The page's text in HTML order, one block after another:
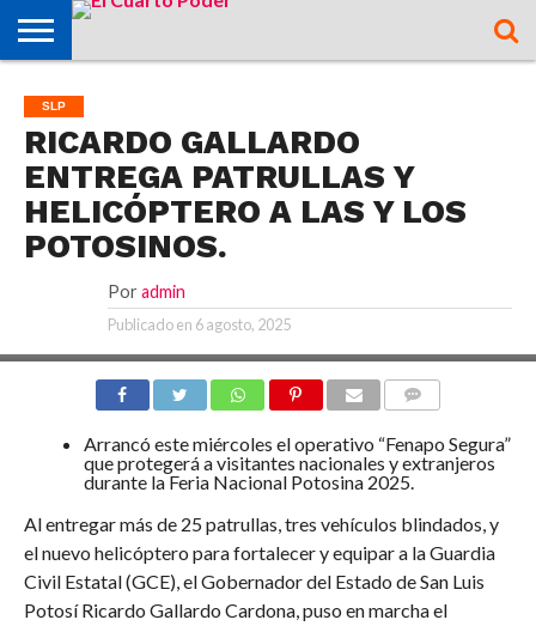
TAMAZUNCHALE
SAN MARTÍN
CHALCHICUAUTLA
MATLAPA
AXTLA DE
TERRAZAS
XILITLA
ZONA
HUASTECA
SLP
ZONA
MEDIA
ZONA
CENTRO
ALTIPLANO
TAMAULIPAS
CULTURA
HIDALGO
INTERNACIONAL
NACIONAL
DEPORTES
SLP
RICARDO GALLARDO
ENTREGA PATRULLAS Y
HELICÓPTERO A LAS Y LOS
POTOSINOS.
Por admin
Publicado en 6 agosto, 2025
Arrancó este miércoles el operativo “Fenapo Segura”
que protegerá a visitantes nacionales y extranjeros
durante la Feria Nacional Potosina 2025.
Al entregar más de 25 patrullas, tres vehículos blindados, y
el nuevo helicóptero para fortalecer y equipar a la Guardia
Civil Estatal (GCE), el Gobernador del Estado de San Luis
Potosí Ricardo Gallardo Cardona, puso en marcha el